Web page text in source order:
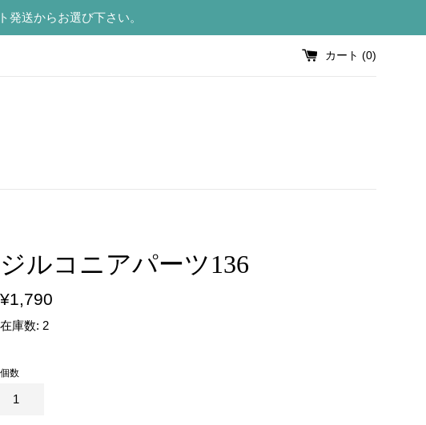
送からお選び下さい。
カート (0)
ジルコニアパーツ136
通
価
¥1,790
在庫数: 2
個数